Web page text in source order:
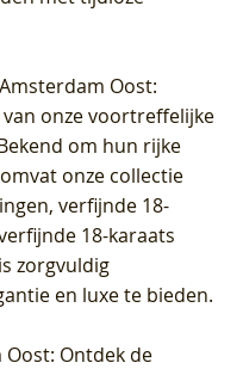
Oost:
onze voortreffelijke
om hun rijke
onze collectie
verfijnde 18-
18-karaats
zorgvuldig
en luxe te bieden.
Oost: Ontdek de